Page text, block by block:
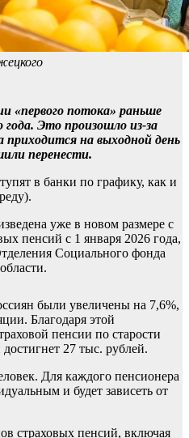
«первого потока» раньше
Это произошло из-за
приходится на выходной день
перенести.
в банки по графику, как и
уже в новом размере с
пенсий с 1 января 2026 года,
Социального фонда
были увеличены на 7,6%,
Благодаря этой
пенсии по старости
27 тыс. рублей.
Для каждого пенсионера
и будет зависеть от
страховых пенсий, включая